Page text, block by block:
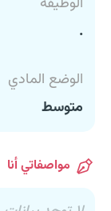
.
الوضع المادي
متوسط
مواصفاتي أنا